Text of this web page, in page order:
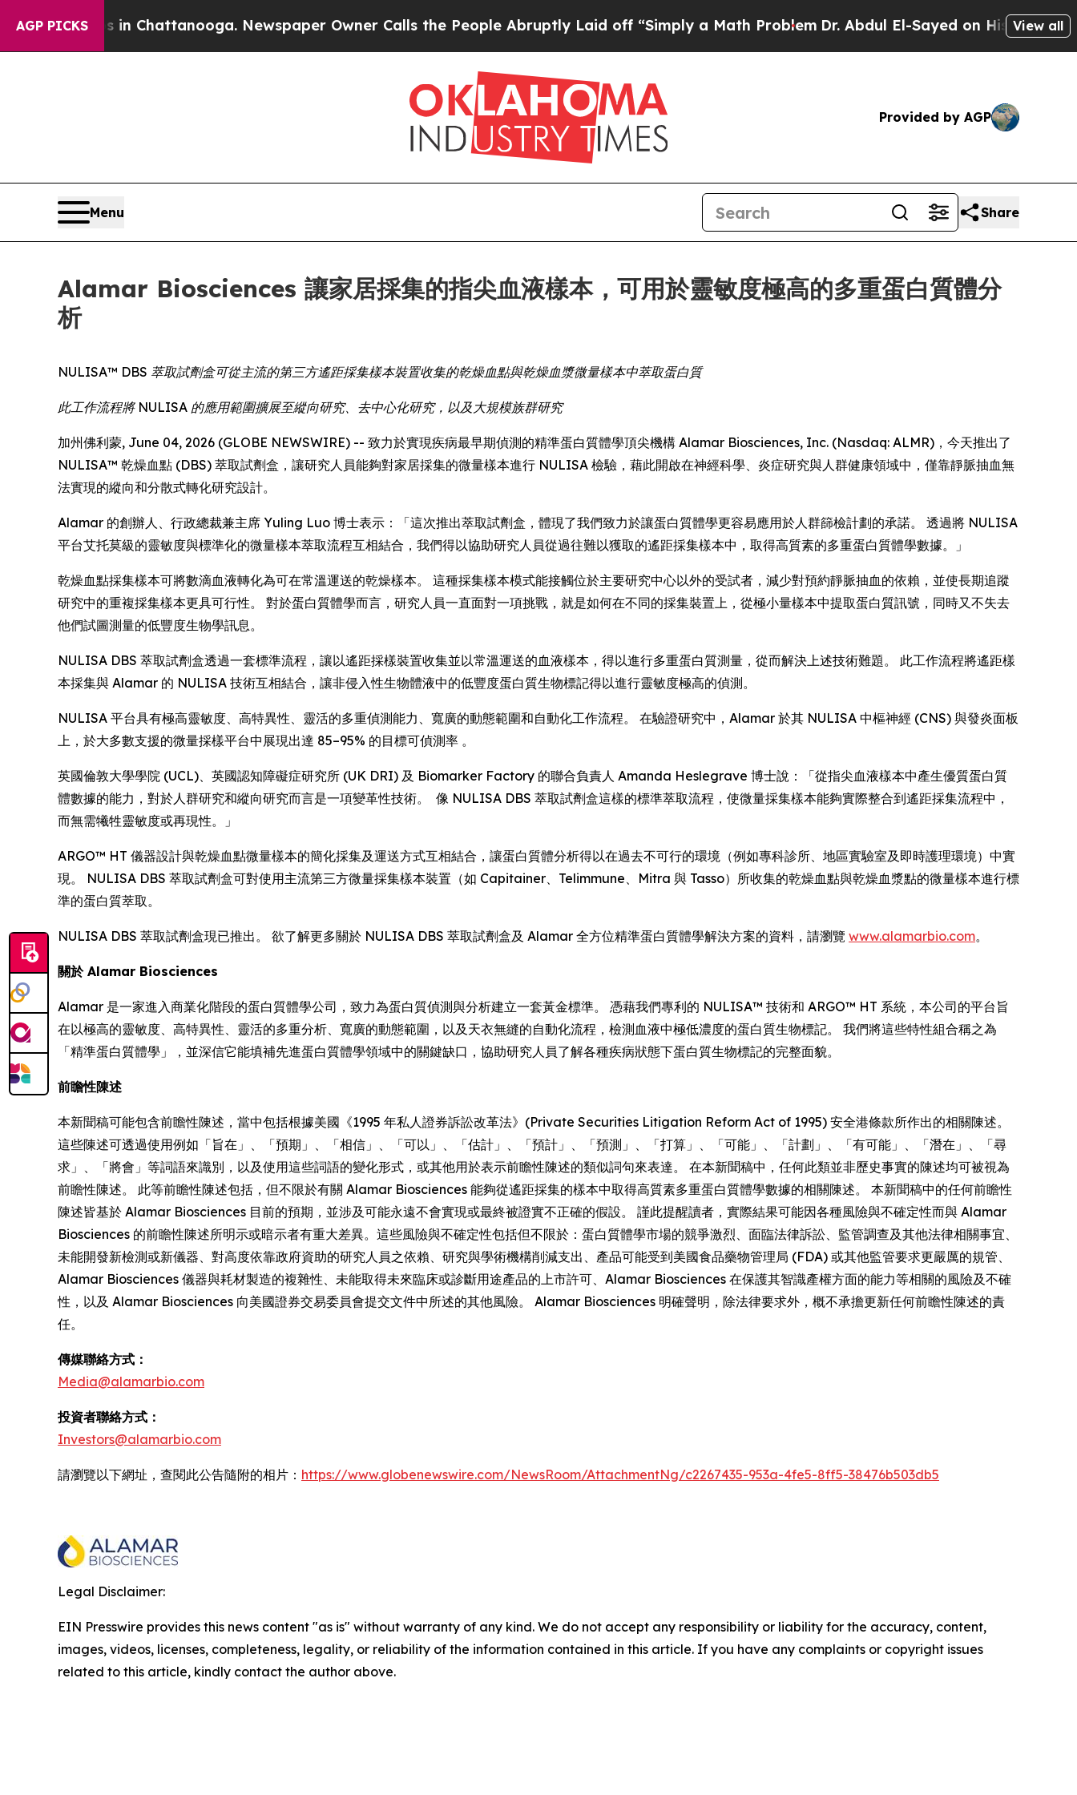
AGP PICKS
Chaos in Chattanooga. Newspaper Owner Calls the People Abruptly Laid off “Simply a Math ProblemDr. Abdul El-Sayed on Historic Michigan
View all
Provided by AGP
Menu Share
Alamar Biosciences 讓家居採集的指尖血液樣本，可用於靈敏度極高的多重蛋白質體分
析
NULISA™ DBS 萃取試劑盒可從主流的第三方遙距採集樣本裝置收集的乾燥血點與乾燥血漿微量樣本中萃取蛋白質
此工作流程將 NULISA 的應用範圍擴展至縱向研究、去中心化研究，以及大規模族群研究
加州佛利蒙, June 04, 2026 (GLOBE NEWSWIRE) -- 致力於實現疾病最早期偵測的精準蛋白質體學頂尖機構 Alamar Biosciences, Inc. (Nasdaq: ALMR)，今天推出了
NULISA™ 乾燥血點 (DBS) 萃取試劑盒，讓研究人員能夠對家居採集的微量樣本進行 NULISA 檢驗，藉此開啟在神經科學、炎症研究與人群健康領域中，僅靠靜脈抽血無
法實現的縱向和分散式轉化研究設計。
Alamar 的創辦人、行政總裁兼主席 Yuling Luo 博士表示：「這次推出萃取試劑盒，體現了我們致力於讓蛋白質體學更容易應用於人群篩檢計劃的承諾。 透過將 NULISA
平台艾托莫級的靈敏度與標準化的微量樣本萃取流程互相結合，我們得以協助研究人員從過往難以獲取的遙距採集樣本中，取得高質素的多重蛋白質體學數據。」
乾燥血點採集樣本可將數滴血液轉化為可在常溫運送的乾燥樣本。 這種採集樣本模式能接觸位於主要研究中心以外的受試者，減少對預約靜脈抽血的依賴，並使長期追蹤
研究中的重複採集樣本更具可行性。 對於蛋白質體學而言，研究人員一直面對一項挑戰，就是如何在不同的採集裝置上，從極小量樣本中提取蛋白質訊號，同時又不失去
他們試圖測量的低豐度生物學訊息。
NULISA DBS 萃取試劑盒透過一套標準流程，讓以遙距採樣裝置收集並以常溫運送的血液樣本，得以進行多重蛋白質測量，從而解決上述技術難題。 此工作流程將遙距樣
本採集與 Alamar 的 NULISA 技術互相結合，讓非侵入性生物體液中的低豐度蛋白質生物標記得以進行靈敏度極高的偵測。
NULISA 平台具有極高靈敏度、高特異性、靈活的多重偵測能力、寬廣的動態範圍和自動化工作流程。 在驗證研究中，Alamar 於其 NULISA 中樞神經 (CNS) 與發炎面板
上，於大多數支援的微量採樣平台中展現出達 85–95% 的目標可偵測率 。
英國倫敦大學學院 (UCL)、英國認知障礙症研究所 (UK DRI) 及 Biomarker Factory 的聯合負責人 Amanda Heslegrave 博士說：「從指尖血液樣本中產生優質蛋白質
體數據的能力，對於人群研究和縱向研究而言是一項變革性技術。 像 NULISA DBS 萃取試劑盒這樣的標準萃取流程，使微量採集樣本能夠實際整合到遙距採集流程中，
而無需犧牲靈敏度或再現性。」
ARGO™ HT 儀器設計與乾燥血點微量樣本的簡化採集及運送方式互相結合，讓蛋白質體分析得以在過去不可行的環境（例如專科診所、地區實驗室及即時護理環境）中實
現。 NULISA DBS 萃取試劑盒可對使用主流第三方微量採集樣本裝置（如 Capitainer、Telimmune、Mitra 與 Tasso）所收集的乾燥血點與乾燥血漿點的微量樣本進行標
準的蛋白質萃取。
NULISA DBS 萃取試劑盒現已推出。 欲了解更多關於 NULISA DBS 萃取試劑盒及 Alamar 全方位精準蛋白質體學解決方案的資料，請瀏覽 www.alamarbio.com。
關於 Alamar Biosciences
Alamar 是一家進入商業化階段的蛋白質體學公司，致力為蛋白質偵測與分析建立一套黃金標準。 憑藉我們專利的 NULISA™ 技術和 ARGO™ HT 系統，本公司的平台旨
在以極高的靈敏度、高特異性、靈活的多重分析、寬廣的動態範圍，以及天衣無縫的自動化流程，檢測血液中極低濃度的蛋白質生物標記。 我們將這些特性組合稱之為
「精準蛋白質體學」，並深信它能填補先進蛋白質體學領域中的關鍵缺口，協助研究人員了解各種疾病狀態下蛋白質生物標記的完整面貌。
前瞻性陳述
本新聞稿可能包含前瞻性陳述，當中包括根據美國《1995 年私人證券訴訟改革法》(Private Securities Litigation Reform Act of 1995) 安全港條款所作出的相關陳述。
這些陳述可透過使用例如「旨在」、「預期」、「相信」、「可以」、「估計」、「預計」、「預測」、「打算」、「可能」、「計劃」、「有可能」、「潛在」、「尋
求」、「將會」等詞語來識別，以及使用這些詞語的變化形式，或其他用於表示前瞻性陳述的類似詞句來表達。 在本新聞稿中，任何此類並非歷史事實的陳述均可被視為
前瞻性陳述。 此等前瞻性陳述包括，但不限於有關 Alamar Biosciences 能夠從遙距採集的樣本中取得高質素多重蛋白質體學數據的相關陳述。 本新聞稿中的任何前瞻性
陳述皆基於 Alamar Biosciences 目前的預期，並涉及可能永遠不會實現或最終被證實不正確的假設。 謹此提醒讀者，實際結果可能因各種風險與不確定性而與 Alamar
Biosciences 的前瞻性陳述所明示或暗示者有重大差異。這些風險與不確定性包括但不限於：蛋白質體學市場的競爭激烈、面臨法律訴訟、監管調查及其他法律相關事宜、
未能開發新檢測或新儀器、對高度依靠政府資助的研究人員之依賴、研究與學術機構削減支出、產品可能受到美國食品藥物管理局 (FDA) 或其他監管要求更嚴厲的規管、
Alamar Biosciences 儀器與耗材製造的複雜性、未能取得未來臨床或診斷用途產品的上市許可、Alamar Biosciences 在保護其智識產權方面的能力等相關的風險及不確
性，以及 Alamar Biosciences 向美國證券交易委員會提交文件中所述的其他風險。 Alamar Biosciences 明確聲明，除法律要求外，概不承擔更新任何前瞻性陳述的責
任。
傳媒聯絡方式：
Media@alamarbio.com
投資者聯絡方式：
Investors@alamarbio.com
請瀏覽以下網址，查閱此公告隨附的相片： https://www.globenewswire.com/NewsRoom/AttachmentNg/c2267435-953a-4fe5-8ff5-38476b503db5
Legal Disclaimer:
EIN Presswire provides this news content "as is" without warranty of any kind. We do not accept any responsibility or liability for the accuracy, content,
images, videos, licenses, completeness, legality, or reliability of the information contained in this article. If you have any complaints or copyright issues
related to this article, kindly contact the author above.